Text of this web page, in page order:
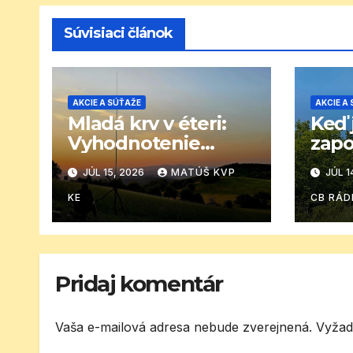
Súvisiaci článok
AKCIE A SÚŤAŽE
Mladá krv v éteri:
Vyhodnotenie
detského MDD CB
závodu
JÚL 15, 2026 MATÚŠ KVP
KE
AKCIE A
Keď
JÚL
CB
Pridaj komentár
Vaša e-mailová adresa nebude zverejnená.